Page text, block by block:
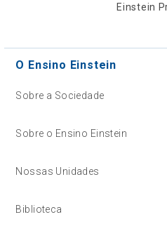
Einstein
O Ensino Einstein
Sobre a Sociedade
Sobre o Ensino Einstein
Nossas Unidades
Biblioteca